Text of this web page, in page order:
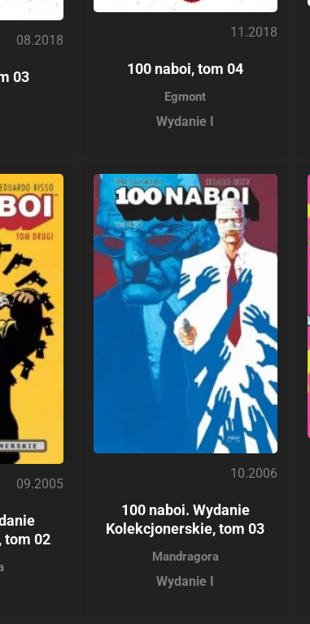
08.2018
03
11.2018
100 naboi, tom 04
Egmont
Wydanie I
09.2005
tom 02
10.2006
100 naboi. Wydanie
Kolekcjonerskie, tom 03
Mandragora
Wydanie I